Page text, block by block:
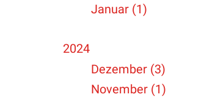
Januar (1)
2024
Dezember (3)
November (1)